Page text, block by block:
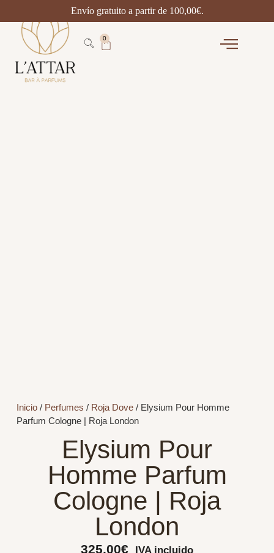
0
Inicio/ Perfumes / Roja Dove/ Elysium Pour Homme
Parfum Cologne | Roja London
Elysium Pour
Homme Parfum
Cologne | Roja
London
325,00€ IVA incluido
Envío gratuito a partir de 100,00€.